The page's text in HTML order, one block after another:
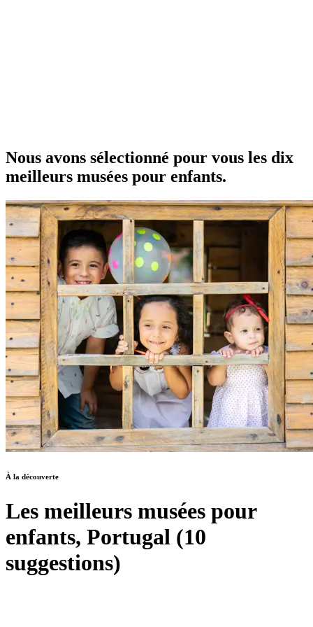
Nous avons sélectionné pour vous les dix
meilleurs musées pour enfants.
À la découverte
Les meilleurs musées pour
enfants, Portugal (10
suggestions)